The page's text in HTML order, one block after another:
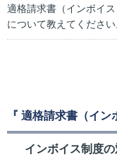
適格請求書（インボイ
について教えてくださ
『 適格請求書（イ
インボイス制度